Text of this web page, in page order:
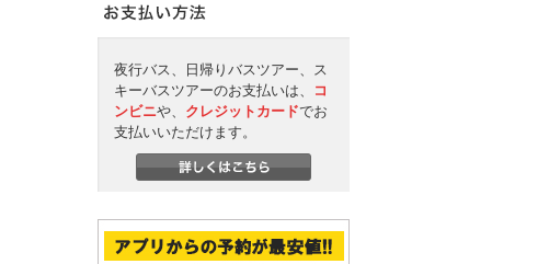
夜行バス、日帰りバスツアー、ス
キーバスツアーのお支払いは、
コ
ンビニや、 クレジットカードでお
支払いいただけます。